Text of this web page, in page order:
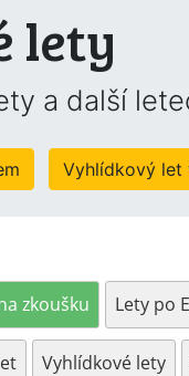
lety
a další
Vyhlídkový let
zkoušku Lety po
Vyhlídkové lety